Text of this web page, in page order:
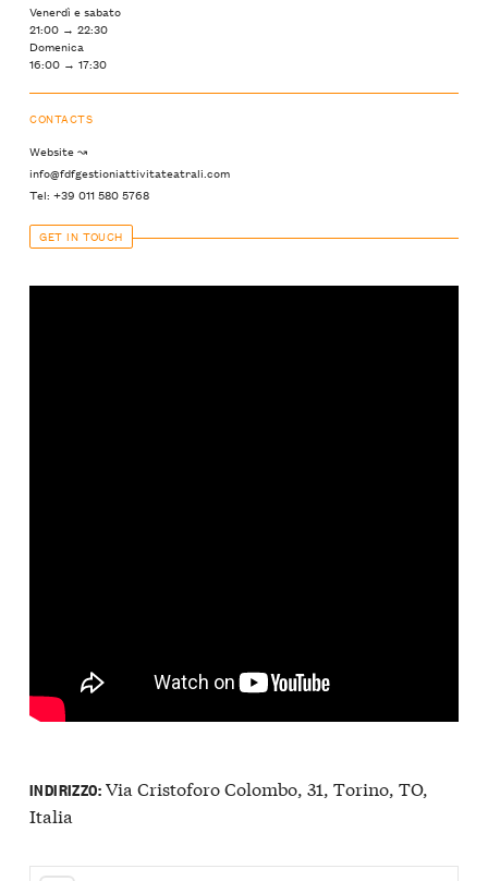
Venerdì e sabato
21:00 → 22:30
Domenica
16:00 → 17:30
CONTACTS
Website ↝
info@fdfgestioniattivitateatrali.com
Tel: +39 011 580 5768
GET IN TOUCH
INDIRIZZO:Via Cristoforo Colombo, 31, Torino, TO,
Italia